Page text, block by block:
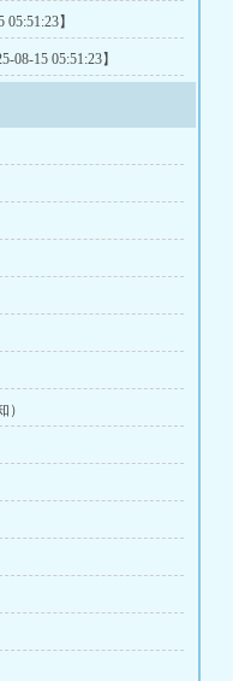
】
15 05:51:23】